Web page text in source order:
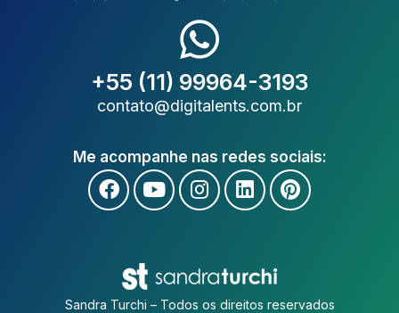
+55 (11) 99964-3193
contato@digitalents.com.br
Me acompanhe nas redes sociais:
Sandra Turchi – Todos os direitos reservados